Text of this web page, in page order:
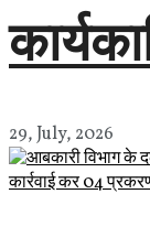
29, July, 2026